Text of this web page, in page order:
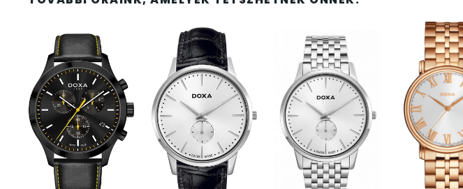
HÁLÓZATI ÓRÁK
HOLLÓHÁZI PORCELÁN 14
ICE WATCH 226
KANDALLÓÓRÁK